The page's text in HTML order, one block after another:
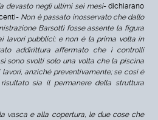
devasto negli ultimi sei mesi- dichiarano
Non è passato inosservato che dallo
Barsotti fosse assente la figura
lavori pubblici; e non è la prima volta in
addirittura affermato che i controlli
sono svolti solo una volta che la piscina
anziché preventivamente; se così è
sia il permanere della struttura
vasca e alla copertura, le due cose che